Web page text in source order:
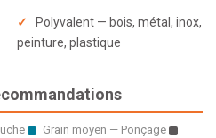
✓
Polyvalent — bois, métal, inox,
peinture, plastique
Grain moyen — Ponçage